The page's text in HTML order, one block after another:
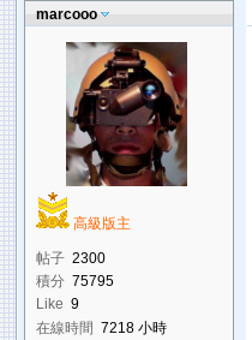
marcooo
高級版主
帖子 2300
積分 75795
Like 9
在線時間 7218 小時